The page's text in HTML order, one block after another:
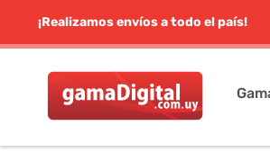
¡Realizamos envíos a todo el país!